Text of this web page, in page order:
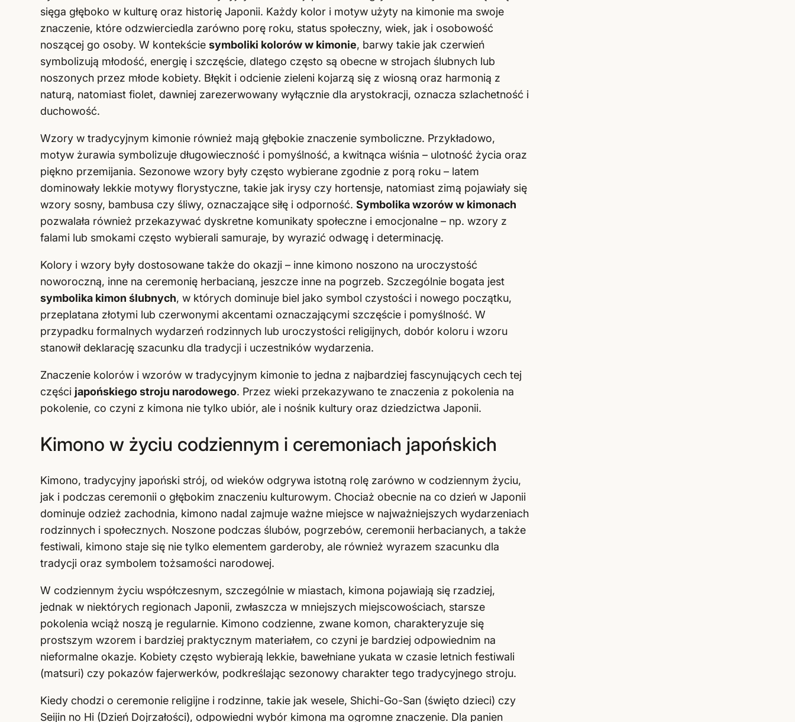
sięga głęboko w kulturę oraz historię Japonii. Każdy kolor i motyw użyty na kimonie ma swoje
znaczenie, które odzwierciedla zarówno porę roku, status społeczny, wiek, jak i osobowość
noszącej go osoby. W kontekście symboliki kolorów w kimonie, barwy takie jak czerwień
symbolizują młodość, energię i szczęście, dlatego często są obecne w strojach ślubnych lub
noszonych przez młode kobiety. Błękit i odcienie zieleni kojarzą się z wiosną oraz harmonią z
naturą, natomiast fiolet, dawniej zarezerwowany wyłącznie dla arystokracji, oznacza szlachetność i
duchowość.
Wzory w tradycyjnym kimonie również mają głębokie znaczenie symboliczne. Przykładowo,
motyw żurawia symbolizuje długowieczność i pomyślność, a kwitnąca wiśnia – ulotność życia oraz
piękno przemijania. Sezonowe wzory były często wybierane zgodnie z porą roku – latem
dominowały lekkie motywy florystyczne, takie jak irysy czy hortensje, natomiast zimą pojawiały się
wzory sosny, bambusa czy śliwy, oznaczające siłę i odporność. Symbolika wzorów w kimonach
pozwalała również przekazywać dyskretne komunikaty społeczne i emocjonalne – np. wzory z
falami lub smokami często wybierali samuraje, by wyrazić odwagę i determinację.
Kolory i wzory były dostosowane także do okazji – inne kimono noszono na uroczystość
noworoczną, inne na ceremonię herbacianą, jeszcze inne na pogrzeb. Szczególnie bogata jest
symbolika kimon ślubnych, w których dominuje biel jako symbol czystości i nowego początku,
przeplatana złotymi lub czerwonymi akcentami oznaczającymi szczęście i pomyślność. W
przypadku formalnych wydarzeń rodzinnych lub uroczystości religijnych, dobór koloru i wzoru
stanowił deklarację szacunku dla tradycji i uczestników wydarzenia.
Znaczenie kolorów i wzorów w tradycyjnym kimonie to jedna z najbardziej fascynujących cech tej
części japońskiego stroju narodowego. Przez wieki przekazywano te znaczenia z pokolenia na
pokolenie, co czyni z kimona nie tylko ubiór, ale i nośnik kultury oraz dziedzictwa Japonii.
Kimono w życiu codziennym i ceremoniach japońskich
Kimono, tradycyjny japoński strój, od wieków odgrywa istotną rolę zarówno w codziennym życiu,
jak i podczas ceremonii o głębokim znaczeniu kulturowym. Chociaż obecnie na co dzień w Japonii
dominuje odzież zachodnia, kimono nadal zajmuje ważne miejsce w najważniejszych wydarzeniach
rodzinnych i społecznych. Noszone podczas ślubów, pogrzebów, ceremonii herbacianych, a także
festiwali, kimono staje się nie tylko elementem garderoby, ale również wyrazem szacunku dla
tradycji oraz symbolem tożsamości narodowej.
W codziennym życiu współczesnym, szczególnie w miastach, kimona pojawiają się rzadziej,
jednak w niektórych regionach Japonii, zwłaszcza w mniejszych miejscowościach, starsze
pokolenia wciąż noszą je regularnie. Kimono codzienne, zwane komon, charakteryzuje się
prostszym wzorem i bardziej praktycznym materiałem, co czyni je bardziej odpowiednim na
nieformalne okazje. Kobiety często wybierają lekkie, bawełniane yukata w czasie letnich festiwali
(matsuri) czy pokazów fajerwerków, podkreślając sezonowy charakter tego tradycyjnego stroju.
Kiedy chodzi o ceremonie religijne i rodzinne, takie jak wesele, Shichi-Go-San (święto dzieci) czy
Seijin no Hi (Dzień Dojrzałości), odpowiedni wybór kimona ma ogromne znaczenie. Dla panien